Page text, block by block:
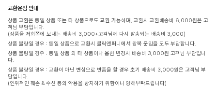
교환운임 안내
상품 교환은 동일 상품 또는 타 상품으로도 교환 가능하며, 교환시 교환배송비 6,000원은 고
객님 부담입니다.
(상품을 저희쪽에 보내는 배송비 3,000+고객님께 다시 발송되는 배송비 3,000)
상품 불량일 경우 : 동일 상품으로 교환시 클릭앤퍼니에서 왕복 운임을 모두 부담합니다.
상품 불량일 경우 : 동일 상품 외 타 상품이나 옵션 변경시 배송비 3,000원 고객님 부담입니
다.
상품 불량일 경우 : 교환이 아닌 변심으로 반품을 할 경우 초기 배송비 3,000원은 고객님 부
담입니다.
(인위적인 훼손 & 수선 등의 악용을 방지하기 위함이니 양해부탁드립니다)